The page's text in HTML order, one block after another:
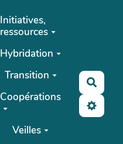
Initiatives,
ressources
Hybridation
Transition
Coopérations
Veilles